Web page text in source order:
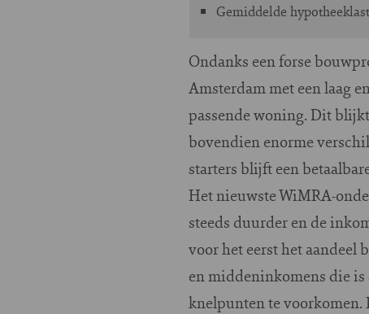
Gemiddelde
Ondanks een forse
Amsterdam met een laag
passende woning. Dit
bovendien enorme
starters blijft een
Het nieuwste WiMRA-
steeds duurder en de
voor het eerst het aandeel
en middeninkomens die is
knelpunten te voorkomen.